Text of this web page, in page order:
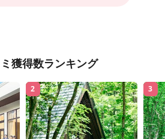
獲得数ランキング
2 3